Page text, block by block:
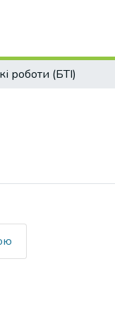
роботи (БТІ)